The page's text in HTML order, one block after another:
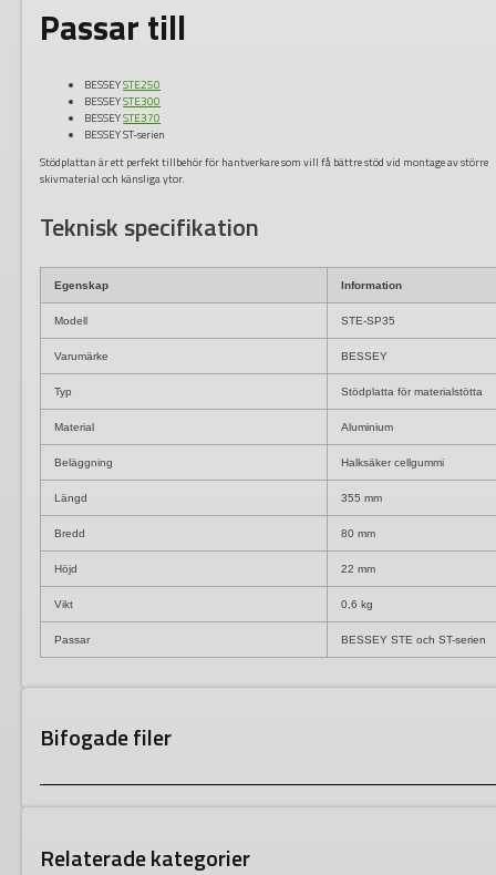
Passar till
BESSEYSTE250
BESSEYSTE300
BESSEYSTE370
BESSEY ST-serien
Stödplattan är ett perfekt tillbehör för hantverkare som vill få bättre stöd vid montage av större
skivmaterial och känsliga ytor.
Teknisk specifikation
Egenskap Information
Modell STE-SP35
Varumärke BESSEY
Typ Stödplatta för materialstötta
Material Aluminium
Beläggning Halksäker cellgummi
Längd 355 mm
Bredd 80 mm
Höjd 22 mm
Vikt 0,6 kg
Passar BESSEY STE och ST-serien
Bifogade filer
Relaterade kategorier